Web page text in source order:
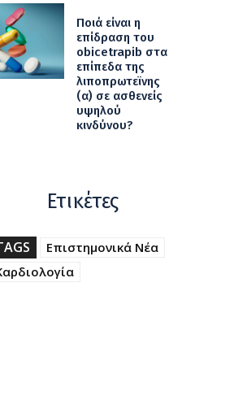
Ποιά είναι η
επίδραση του
obicetrapib στα
επίπεδα της
λιποπρωτεϊνης
(α) σε ασθενείς
υψηλού
κινδύνου?
Ετικέτες
Επιστημονικά Νέα